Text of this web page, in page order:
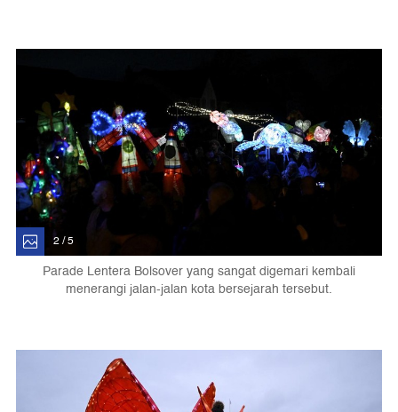
2 / 5
Parade Lentera Bolsover yang sangat digemari kembali
menerangi jalan-jalan kota bersejarah tersebut.